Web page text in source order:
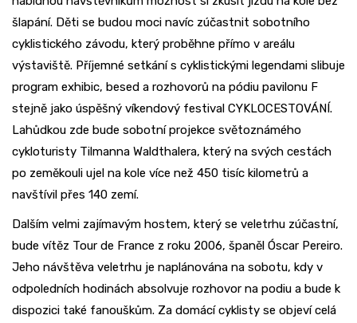
šlapání. Děti se budou moci navíc zúčastnit sobotního
cyklistického závodu, který proběhne přímo v areálu
výstaviště. Příjemné setkání s cyklistickými legendami slibuje
program exhibic, besed a rozhovorů na pódiu pavilonu F
stejně jako úspěšný víkendový festival CYKLOCESTOVÁNÍ.
Lahůdkou zde bude sobotní projekce světoznámého
cykloturisty Tilmanna Waldthalera, který na svých cestách
po zeměkouli ujel na kole více než 450 tisíc kilometrů a
navštívil přes 140 zemí.
Dalším velmi zajímavým hostem, který se veletrhu zúčastní,
bude vítěz Tour de France z roku 2006, španěl Óscar Pereiro.
Jeho návštěva veletrhu je naplánována na sobotu, kdy v
odpoledních hodinách absolvuje rozhovor na podiu a bude k
dispozici také fanouškům. Za domácí cyklisty se objeví celá